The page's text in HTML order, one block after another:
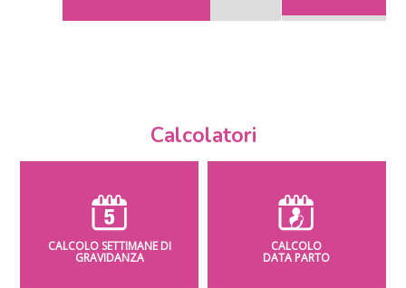
Calcolatori
CALCOLO SETTIMANE DI
GRAVIDANZA
CALCOLO
DATA PARTO